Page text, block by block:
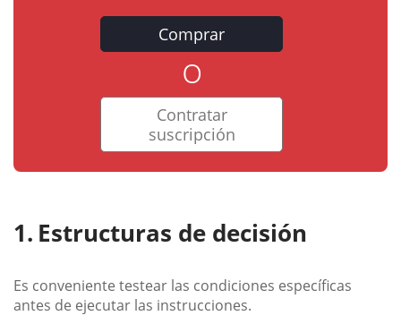
Comprar
o
Contratar
suscripción
Estructuras de decisión
Es conveniente testear las condiciones específicas
antes de ejecutar las instrucciones.